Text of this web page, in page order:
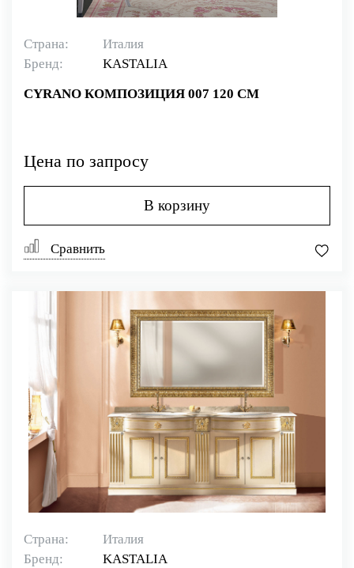
Страна:
Италия
Бренд:
KASTALIA
CYRANO КОМПОЗИЦИЯ 007 120 СМ
Цена по запросу
В корзину
Сравнить
Страна:
Италия
Бренд:
KASTALIA